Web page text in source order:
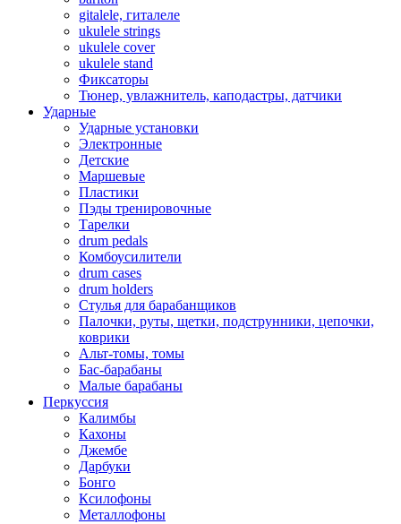
gitalele, гиталеле
ukulele strings
ukulele cover
ukulele stand
Фиксаторы
Тюнер, увлажнитель, каподастры, датчики
Ударные
Ударные установки
Электронные
Детские
Маршевые
Пластики
Пэды тренировочные
Тарелки
drum pedals
Комбоусилители
drum cases
drum holders
Стулья для барабанщиков
Палочки, руты, щетки, подструнники, цепочки,
коврики
Альт-томы, томы
Бас-барабаны
Малые барабаны
Перкуссия
Калимбы
Кахоны
Джембе
Дарбуки
Бонго
Ксилофоны
Металлофоны